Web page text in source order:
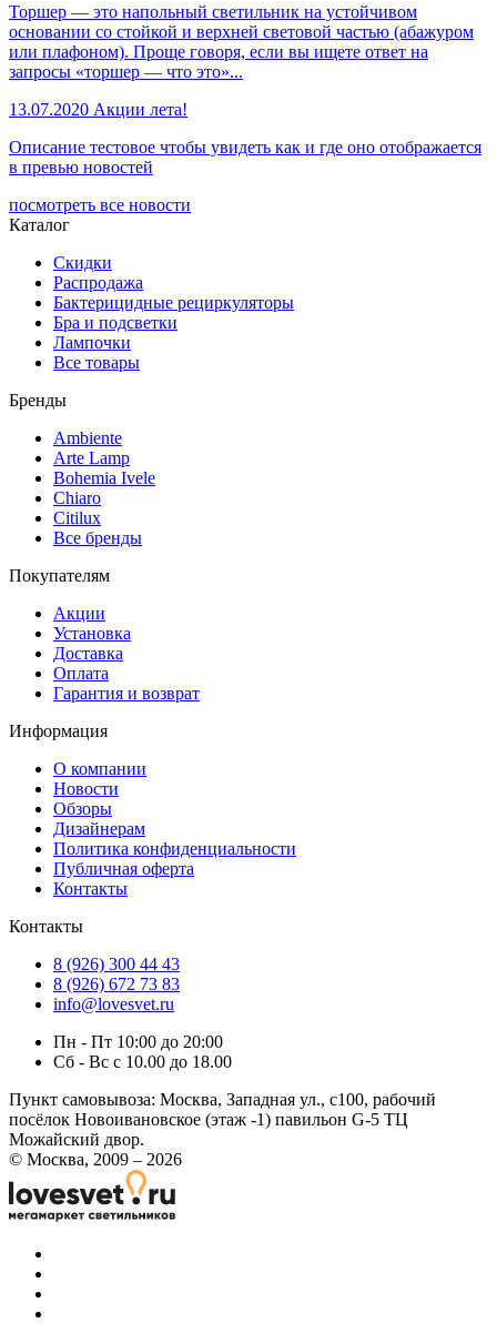
Торшер — это напольный светильник на устойчивом
основании со стойкой и верхней световой частью (абажуром
или плафоном). Проще говоря, если вы ищете ответ на
запросы «торшер — что это»...
13.07.2020 Акции лета!
Описание тестовое чтобы увидеть как и где оно отображается
в превью новостей
посмотреть все новости
Каталог
Скидки
Распродажа
Бактерицидные рециркуляторы
Бра и подсветки
Лампочки
Все товары
Бренды
Ambiente
Arte Lamp
Bohemia Ivele
Chiaro
Citilux
Все бренды
Покупателям
Акции
Установка
Доставка
Оплата
Гарантия и возврат
Информация
О компании
Новости
Обзоры
Дизайнерам
Политика конфиденциальности
Публичная оферта
Контакты
Контакты
8 (926) 300 44 43
8 (926) 672 73 83
info@lovesvet.ru
Пн - Пт 10:00 до 20:00
Сб - Вс с 10.00 до 18.00
Пункт самовывоза: Москва, Западная ул., с100, рабочий
посёлок Новоивановское (этаж -1) павильон G-5 ТЦ
Можайский двор.
© Москва, 2009 – 2026